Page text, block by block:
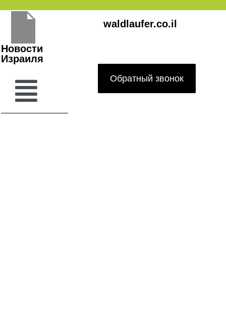
Перейти
содержимому
waldlaufer.co.il
Новости
Израиля
Обратный звонок